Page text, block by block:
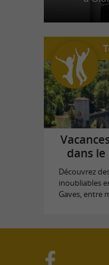
dans le
Découvrez
inoubliables
Gaves, entre